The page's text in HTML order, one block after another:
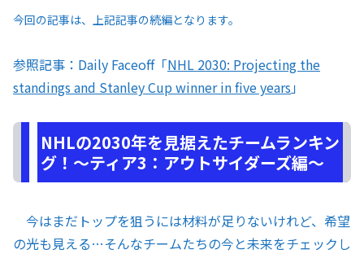
今回の記事は、上記記事の続編となります。
参照記事：Daily Faceoff「NHL 2030: Projecting the
standings and Stanley Cup winner in five years」
NHLの2030年を見据えたチームランキン
グ！～ティア3：アウトサイダーズ編～
今はまだトップを狙うには材料が足りないけれど、希望
の光も見える…そんなチームたちの今と未来をチェックし